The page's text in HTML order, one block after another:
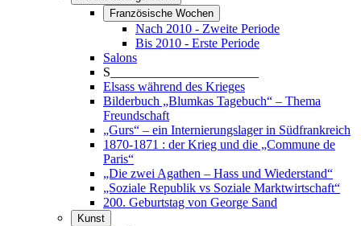
Französische Wochen
Nach 2010 - Zweite Periode
Bis 2010 - Erste Periode
Salons
S_______________________
Elsass während des Krieges
Bilderbuch „Blumkas Tagebuch“ – Thema
Freundschaft
„Gurs“ – ein Internierungslager in Südfrankreich
1870-1871 : der Krieg und die „Commune de
Paris“
„Die zwei Agathen – Hass und Wiederstand“
„Soziale Republik vs Soziale Marktwirtschaft“
200. Geburtstag von George Sand
Kunst